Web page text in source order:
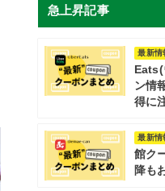
急上昇記事
最新情
Eats(
ン情
得に
最新情
館ク
降も